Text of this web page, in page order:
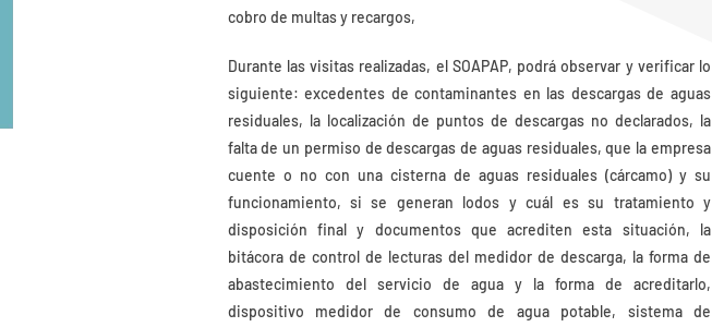
cobro de multas y recargos,
Durante las visitas realizadas, el SOAPAP, podrá observar y verificar lo
siguiente: excedentes de contaminantes en las descargas de aguas
residuales, la localización de puntos de descargas no declarados, la
falta de un permiso de descargas de aguas residuales, que la empresa
cuente o no con una cisterna de aguas residuales (cárcamo) y su
funcionamiento, si se generan lodos y cuál es su tratamiento y
disposición final y documentos que acrediten esta situación, la
bitácora de control de lecturas del medidor de descarga, la forma de
abastecimiento del servicio de agua y la forma de acreditarlo,
dispositivo medidor de consumo de agua potable, sistema de